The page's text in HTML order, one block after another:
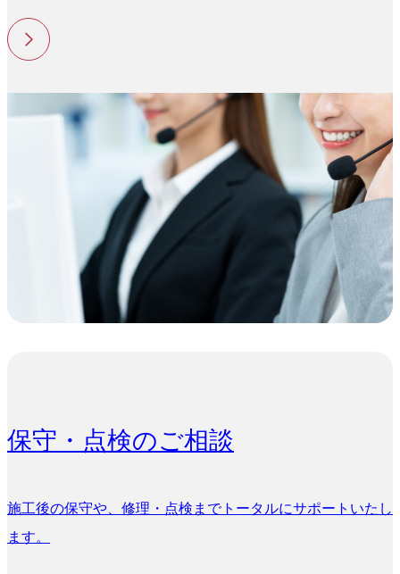
保守・点検のご相談
施工後の保守や、修理・点検までトータルにサポートいたし
ます。